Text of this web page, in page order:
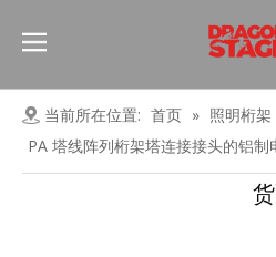
当前所在位置: 首页 » 照明桁架
PA 塔线阵列桁架塔连接接头的铝制